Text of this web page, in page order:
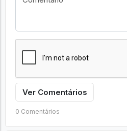
Ver Comentários
0 Comentários